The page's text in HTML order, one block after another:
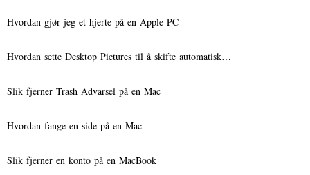
Hvordan gjør jeg et hjerte på en Apple PC
Hvordan sette Desktop Pictures til å skifte automatisk…
Slik fjerner Trash Advarsel på en Mac
Hvordan fange en side på en Mac
Slik fjerner en konto på en MacBook